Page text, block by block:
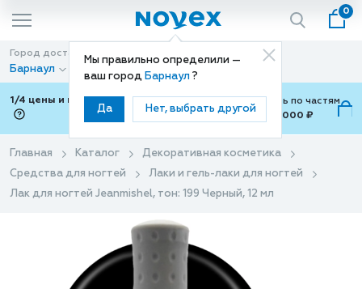
Мы правильно определили —
ваш город Барнаул ?
Да Нет, выбрать другой
0
Город доставки
Барнаул
Способ доставки
Доставка
1/4 цены и покупки ваши с Подели
Можно оплатить по частям
от 700 ₽ до 15,000 ₽
Главная Каталог
Декоративная косметика
Средства для ногтей
Лаки и гель-лаки для ногтей
Лак для ногтей Jeanmishel, тон: 199 Черный, 12 мл